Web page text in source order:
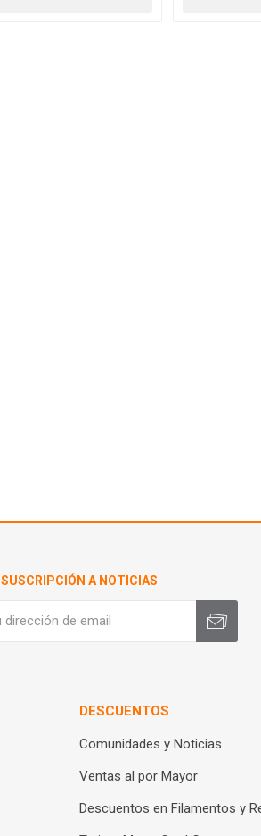
SUSCRIPCIÓN A NOTICIAS
DESCUENTOS
Comunidades y Noticias
Ventas al por Mayor
Descuentos en Filamentos y